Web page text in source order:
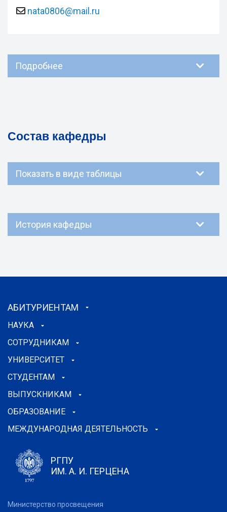
nata0806@mail.ru
Подробнее
Состав кафедры
Показать в виде таблицы
История кафедры
АБИТУРИЕНТАМ
НАУКА
СОТРУДНИКАМ
УНИВЕРСИТЕТ
СТУДЕНТАМ
ВЫПУСКНИКАМ
ОБРАЗОВАНИЕ
МЕЖДУНАРОДНАЯ ДЕЯТЕЛЬНОСТЬ
РГПУ
ИМ. А. И. ГЕРЦЕНА
Министерство просвещения